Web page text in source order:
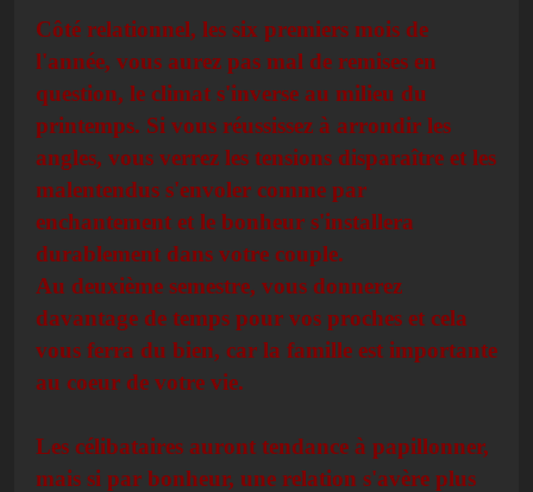
Côté relationnel, les six premiers mois de
l'année, vous aurez pas mal de remises en
question, le climat s'inverse au milieu du
printemps. Si vous réussissez à arrondir les
angles, vous verrez les tensions disparaître et les
malentendus s'envoler comme par
enchantement et le bonheur s'installera
durablement dans votre couple.
Au deuxième semestre, vous donnerez
davantage de temps pour vos proches et cela
vous ferra du bien, car la famille est importante
au coeur de votre vie.
Les célibataires auront tendance à papillonner,
mais si par bonheur, une relation s'avère plus